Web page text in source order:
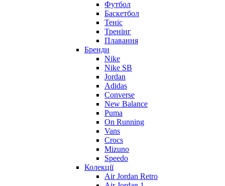
Футбол
Баскетбол
Теніс
Тренінг
Плавання
Бренди
Nike
Nike SB
Jordan
Adidas
Converse
New Balance
Puma
On Running
Vans
Crocs
Mizuno
Speedo
Колекції
Air Jordan Retro